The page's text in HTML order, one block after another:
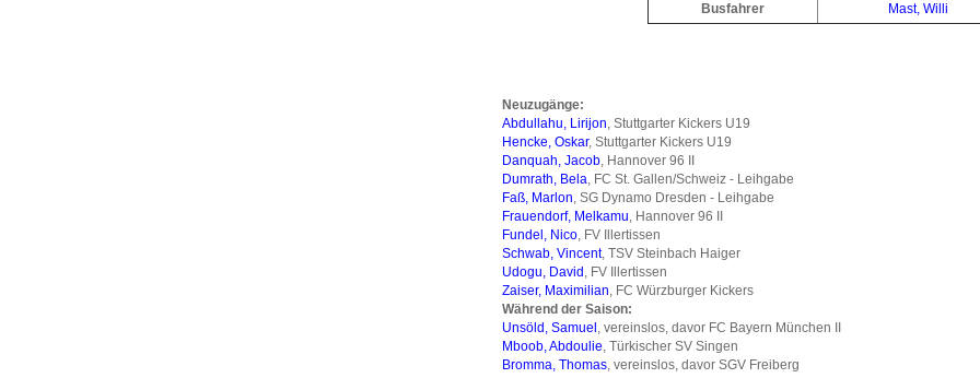
Busfahrer
Mast, Willi
Neuzugänge:
Abdullahu, Lirijon, Stuttgarter Kickers U19
Hencke, Oskar, Stuttgarter Kickers U19
Danquah, Jacob, Hannover 96 II
Dumrath, Bela, FC St. Gallen/Schweiz - Leihgabe
Faß, Marlon, SG Dynamo Dresden - Leihgabe
Frauendorf, Melkamu, Hannover 96 II
Fundel, Nico, FV Illertissen
Schwab, Vincent, TSV Steinbach Haiger
Udogu, David , FV Illertissen
Zaiser, Maximilian, FC Würzburger Kickers
Während der Saison:
Unsöld, Samuel , vereinslos, davor FC Bayern München II
Mboob, Abdoulie, Türkischer SV Singen
Bromma, Thomas, vereinslos, davor SGV Freiberg